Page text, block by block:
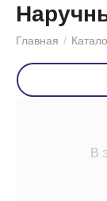
Главная /
В